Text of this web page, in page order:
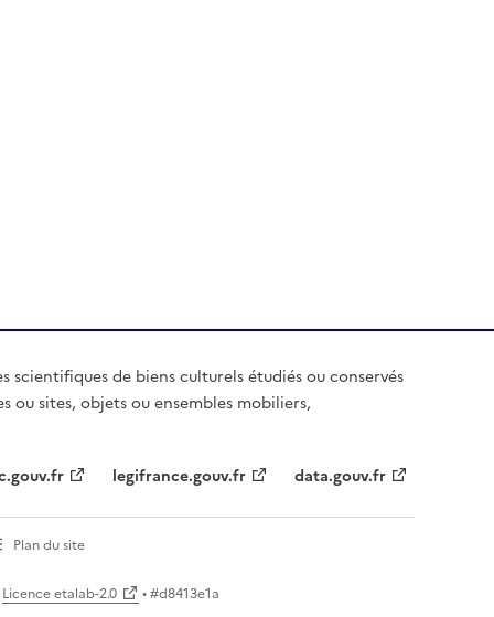
scientifiques de biens culturels étudiés ou conservés
ou sites, objets ou ensembles mobiliers,
legifrance.gouv.fr data.gouv.fr
Plan du site
Licence etalab-2.0 • #d8413e1a